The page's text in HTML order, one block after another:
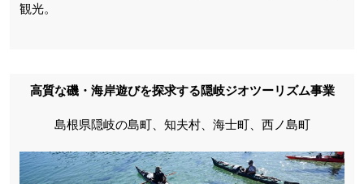
観光。
高質な磯・海岸遊びを探求する隠岐ジオツーリズム事業
島根県隠岐の島町、知夫村、海士町、西ノ島町